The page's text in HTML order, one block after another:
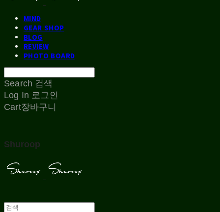
MIND
GEAR SHOP
BLOG
REVIEW
PHOTO BOARD
Search 검색
Log In 로그인
Cart장바구니
Shuroop